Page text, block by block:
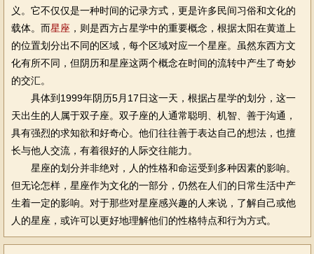
义。它不仅仅是一种时间的记录方式，更是许多民间习俗和文化的
载体。而星座 ，则是西方占星学中的重要概念，根据太阳在黄道上
的位置划分出不同的区域，每个区域对应一个星座。虽然东西方文
化有所不同，但阴历和星座这两个概念在时间的流转中产生了奇妙
的交汇。
具体到1999年阴历5月17日这一天，根据占星学的划分，这一
天出生的人属于双子座。双子座的人通常聪明、机智、善于沟通，
具有强烈的求知欲和好奇心。他们往往善于表达自己的想法，也擅
长与他人交流，有着很好的人际交往能力。
星座的划分并非绝对，人的性格和命运受到多种因素的影响。
但无论怎样，星座作为文化的一部分，仍然在人们的日常生活中产
生着一定的影响。对于那些对星座感兴趣的人来说，了解自己或他
人的星座，或许可以更好地理解他们的性格特点和行为方式。